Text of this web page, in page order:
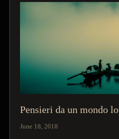
Pensieri da un mondo
June 18, 2018